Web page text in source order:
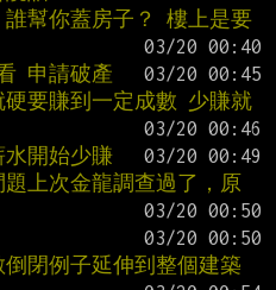
幫你蓋房子？ 樓上是要
申請破產
要賺到一定成數 少賺就
開始少賺
上次金龍調查過了，原
閉例子延伸到整個建築